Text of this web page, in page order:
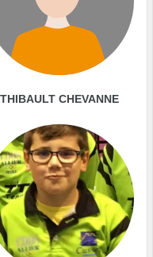
THIBAULT CHEVANNE